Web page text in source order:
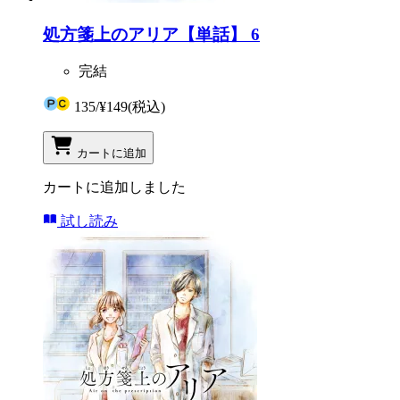
処方箋上のアリア【単話】 6
完結
135/¥149(税込)
カートに追加
カートに追加しました
試し読み